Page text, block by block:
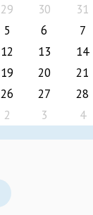
29 30 31
5 6 7
12 13 14
19 20 21
26 27 28
2 3 4